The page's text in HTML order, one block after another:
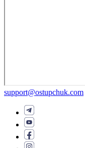
support@ostupchuk.com